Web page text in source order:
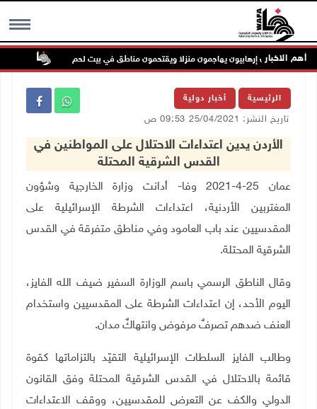
MENU أهم الاخبار
مستعمرون إرهابيون يهاجمون منزلا ويقتحمون مناطق في بيت لحم
الرئيسية أخبار دولية
تاريخ النشر: 25/04/2021 09:53 ص
الأردن يدين اعتداءات الاحتلال على المواطنين في
القدس الشرقية المحتلة
عمان 25-4-2021 وفا- أدانت وزارة الخارجية وشؤون
المغتربين الأردنية، اعتداءات الشرطة الإسرائيلية على
المقدسيين عند باب العامود وفي مناطق متفرقة في القدس
الشرقية المحتلة.
وقال الناطق الرسمي باسم الوزارة السفير ضيف الله الفايز،
اليوم الأحد، إن اعتداءات الشرطة على المقدسيين واستخدام
العنف ضدهم تصرفٌ مرفوض وانتهاكٌ مدان.
وطالب الفايز السلطات الإسرائيلية التقيّد بالتزاماتها كقوة
قائمة بالاحتلال في القدس الشرقية المحتلة وفق القانون
الدولي والكف عن التعرض للمقدسيين، ووقف الاعتداءات